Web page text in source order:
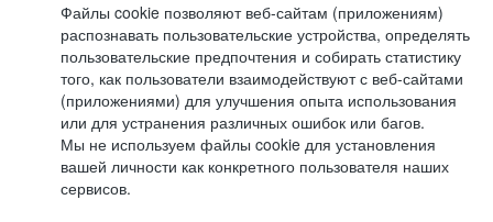
Файлы cookie позволяют веб-сайтам (приложениям)
распознавать пользовательские устройства, определять
пользовательские предпочтения и собирать статистику
того, как пользователи взаимодействуют с веб-сайтами
(приложениями) для улучшения опыта использования
или для устранения различных ошибок или багов.
Мы не используем файлы cookie для установления
вашей личности как конкретного пользователя наших
сервисов.